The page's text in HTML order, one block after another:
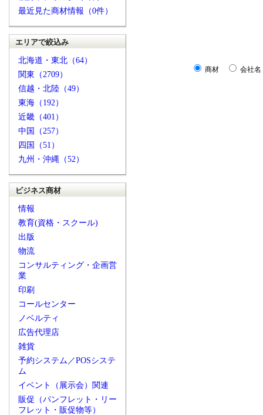
最近見た商材情報（0件）
エリアで絞込み
北海道・東北（64）
関東（2709）
信越・北陸（49）
東海（192）
近畿（401）
中国（257）
四国（51）
九州・沖縄（52）
ビジネス商材
情報
教育(資格・スクール)
出版
物流
コンサルティング・企画営
業
印刷
コールセンター
ノベルティ
広告代理店
雑貨
予約システム／POSシステ
ム
イベント（展示会）関連
販促（パンフレット・リー
フレット・販促物等）
商材 会社名